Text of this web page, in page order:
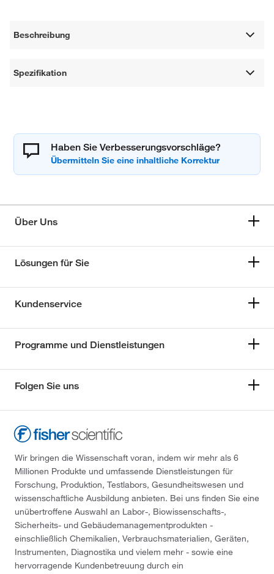
Beschreibung
Spezifikation
Haben Sie Verbesserungsvorschläge?
Über Uns
Lösungen für Sie
Kundenservice
Programme und Dienstleistungen
Folgen Sie uns
Wir bringen die Wissenschaft voran, indem wir mehr als 6
Millionen Produkte und umfassende Dienstleistungen für
Forschung, Produktion, Testlabors, Gesundheitswesen und
wissenschaftliche Ausbildung anbieten. Bei uns finden Sie eine
unübertroffene Auswahl an Labor-, Biowissenschafts-,
Sicherheits- und Gebäudemanagementprodukten -
einschließlich Chemikalien, Verbrauchsmaterialien, Geräten,
Instrumenten, Diagnostika und vielem mehr - sowie eine
hervorragende Kundenbetreuung durch ein